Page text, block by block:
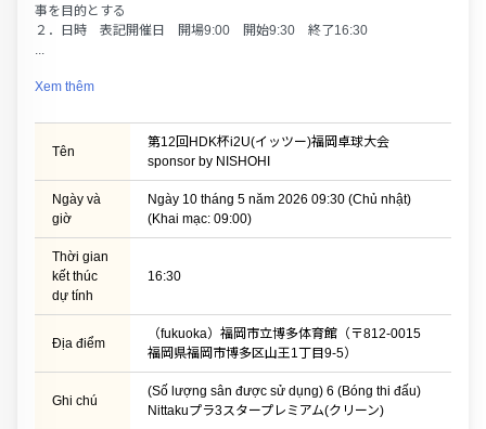
事を目的とする
２．日時 表記開催日 開場9:00 開始9:30 終了16:30
...
Xem thêm
Tên
第12回HDK杯i2U(イッツー)福岡卓球大会
sponsor by NISHOHI
Ngày và
giờ
Ngày 10 tháng 5 năm 2026 09:30 (Chủ nhật)
(Khai mạc: 09:00)
Thời gian
kết thúc
dự tính
16:30
Địa điểm
（fukuoka）福岡市立博多体育館（〒812-0015
福岡県福岡市博多区山王1丁目9-5）
Ghi chú
(Số lượng sân được sử dụng) 6 (Bóng thi đấu)
Nittakuプラ3スタープレミアム(クリーン)